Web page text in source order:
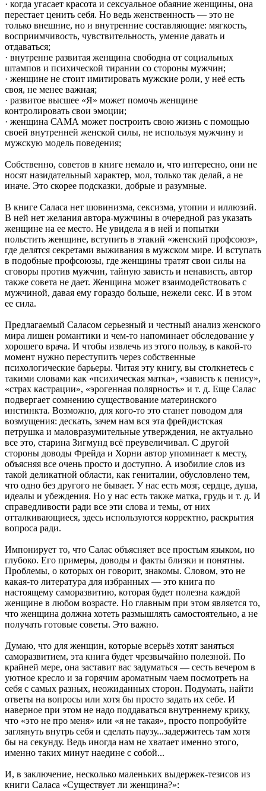
· когда угасает красота и сексуальное обаяние женщины, она
перестает ценить себя. Но ведь женственность — это не
только внешние, но и внутренние составляющие: мягкость,
восприимчивость, чувствительность, умение давать и
отдаваться;
· внутренне развитая женщина свободна от социальных
штампов и психической тирании со стороны мужчин;
· женщине не стоит имитировать мужские роли, у неё есть
своя, не менее важная;
· развитое высшее «Я» может помочь женщине
контролировать свои эмоции;
· женщина САМА может построить свою жизнь с помощью
своей внутренней женской силы, не используя мужчину и
мужскую модель поведения;
Собственно, советов в книге немало и, что интересно, они не
носят назидательный характер, мол, только так делай, а не
иначе. Это скорее подсказки, добрые и разумные.
В книге Саласа нет шовинизма, сексизма, утопии и иллюзий.
В ней нет желания автора-мужчины в очередной раз указать
женщине на ее место. Не увидела я в ней и попытки
польстить женщине, вступить в этакий «женский профсоюз»,
где делятся секретами выживания в мужском мире. И вступать
в подобные профсоюзы, где женщины тратят свои силы на
сговоры против мужчин, тайную зависть и ненависть, автор
также совета не дает. Женщина может взаимодействовать с
мужчиной, давая ему гораздо больше, нежели секс. И в этом
ее сила.
Предлагаемый Саласом серьезный и честный анализ женского
мира лишен романтики и чем-то напоминает обследование у
хорошего врача. И чтобы извлечь из этого пользу, в какой-то
момент нужно переступить через собственные
психологические барьеры. Читая эту книгу, вы столкнетесь с
такими словами как «психическая матка», «зависть к пенису»,
«страх кастрации», «эрогенная полярность» и т. д. Еще Салас
подвергает сомнению существование материнского
инстинкта. Возможно, для кого-то это станет поводом для
возмущения: дескать, зачем нам вся эта фрейдистская
петрушка и маловразумительные утверждения, не актуально
все это, старина Зигмунд всё преувеличивал. С другой
стороны доводы Фрейда и Хорни автор упоминает к месту,
объясняя все очень просто и доступно. А изобилие слов из
такой деликатной области, как гениталии, обусловлено тем,
что одно без другого не бывает. У нас есть мозг, сердце, душа,
идеалы и убеждения. Но у нас есть также матка, грудь и т. д. И
справедливости ради все эти слова и темы, от них
отталкивающиеся, здесь используются корректно, раскрытия
вопроса ради.
Импонирует то, что Салас объясняет все простым языком, но
глубоко. Его примеры, доводы и факты близки и понятны.
Проблемы, о которых он говорит, знакомы. Словом, это не
какая-то литература для избранных — это книга по
настоящему саморазвитию, которая будет полезна каждой
женщине в любом возрасте. Но главным при этом является то,
что женщина должна хотеть размышлять самостоятельно, а не
получать готовые советы. Это важно.
Думаю, что для женщин, которые всерьёз хотят заняться
саморазвитием, эта книга будет чрезвычайно полезной. По
крайней мере, она заставит вас задуматься — сесть вечером в
уютное кресло и за горячим ароматным чаем посмотреть на
себя с самых разных, неожиданных сторон. Подумать, найти
ответы на вопросы или хотя бы просто задать их себе. И
наверное при этом не надо поддаваться внутреннему крику,
что «это не про меня» или «я не такая», просто попробуйте
заглянуть внутрь себя и сделать паузу...задержитесь там хотя
бы на секунду. Ведь иногда нам не хватает именно этого,
именно таких минут наедине с собой...
И, в заключение, несколько маленьких выдержек-тезисов из
книги Саласа «Существует ли женщина?»: